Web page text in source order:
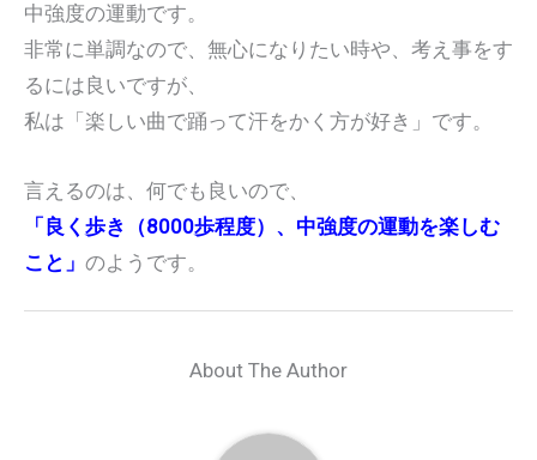
中強度の運動です。
非常に単調なので、無心になりたい時や、考え事をす
るには良いですが、
私は「楽しい曲で踊って汗をかく方が好き」です。
言えるのは、何でも良いので、
「良く歩き（8000歩程度）、中強度の運動を楽しむ
こと」 のようです。
About The Author